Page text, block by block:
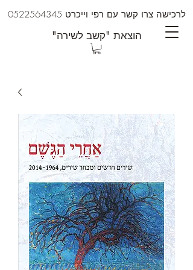
"הוצאת "קשב לשירה
לרכישה צרו קשר עם רפי וייכרט 0522564345